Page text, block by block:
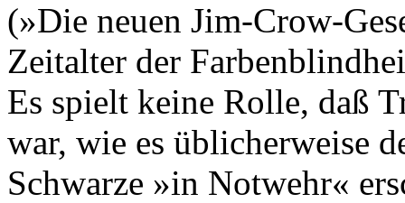
(»Die neuen Jim-Crow-
Zeitalter der
Es spielt keine Rolle, daß
war, wie es üblicherweise
Schwarze »in Notwehr«